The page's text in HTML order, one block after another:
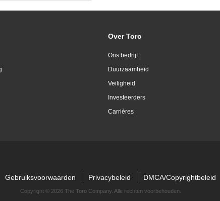
Over Toro
Ons bedrijf
Duurzaamheid
Veiligheid
Investeerders
Carrières
Gebruiksvoorwaarden Privacybeleid DMCA/Copyrightbeleid
Copyright © 2026 The Toro Company. Alle rechten voorbehouden.